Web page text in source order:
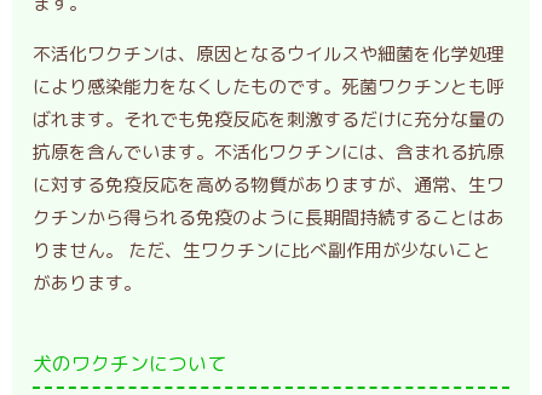
不活化ワクチンは、原因となるウイルスや細菌を化学処理
により感染能力をなくしたものです。死菌ワクチンとも呼
ばれます。それでも免疫反応を刺激するだけに充分な量の
抗原を含んでいます。不活化ワクチンには、含まれる抗原
に対する免疫反応を高める物質がありますが、通常、生ワ
クチンから得られる免疫のように長期間持続することはあ
りません。 ただ、生ワクチンに比べ副作用が少ないこと
があります。
犬のワクチンについて